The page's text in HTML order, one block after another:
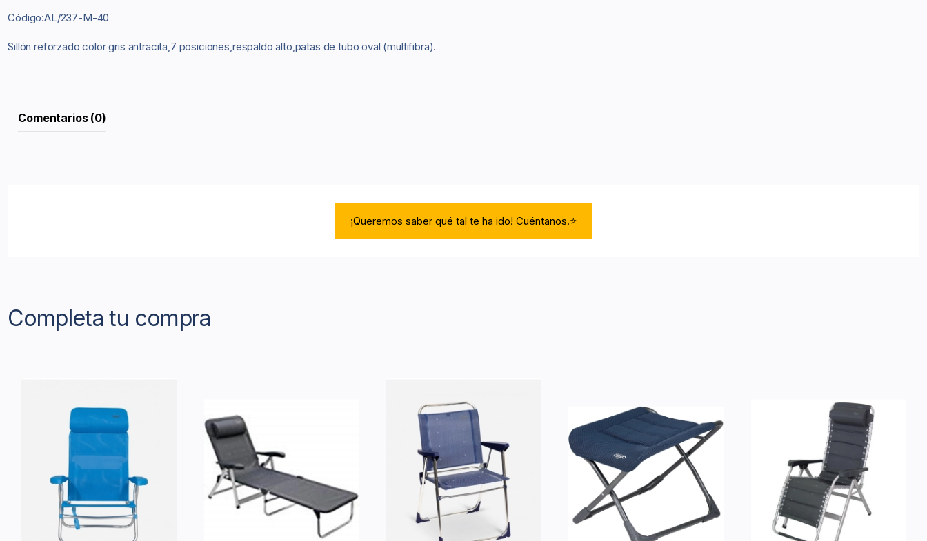
Código:AL/237-M-40
Sillón reforzado color gris antracita,7 posiciones,respaldo alto,patas de tubo oval (multifibra).
Comentarios (0)
¡Queremos saber qué tal te ha ido! Cuéntanos.⭐
Completa tu compra